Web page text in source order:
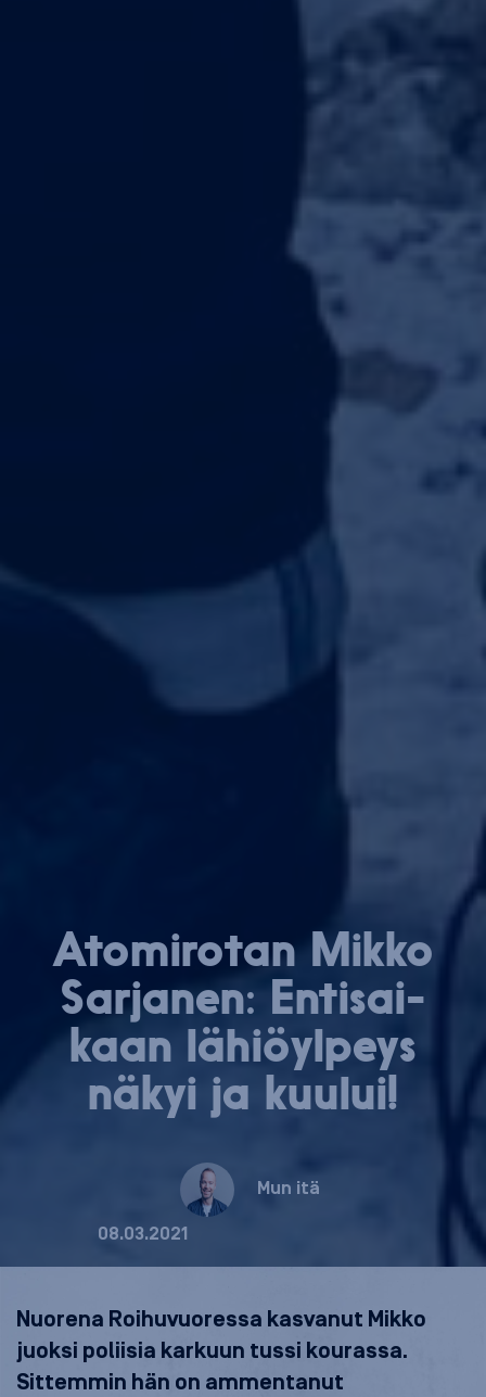
Atomirotan Mikko
Sarjanen: En­ti­sai­
kaan lä­hiöyl­peys
näkyi ja kuului!
Mun itä
08.03.2021
Nuorena Roihuvuoressa kasvanut Mikko
juoksi poliisia karkuun tussi kourassa.
Sittemmin hän on ammentanut